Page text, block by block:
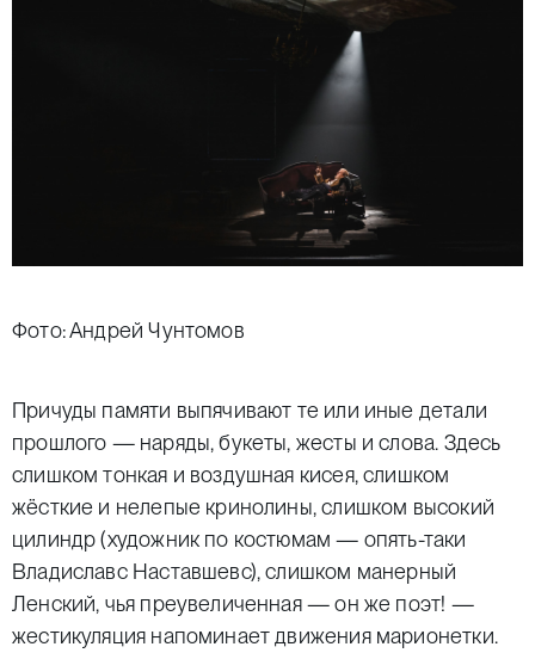
Фото: Андрей Чунтомов
Причуды памяти выпячивают те или иные детали
прошлого — наряды, букеты, жесты и слова. Здесь
слишком тонкая и воздушная кисея, слишком
жёсткие и нелепые кринолины, слишком высокий
цилиндр (художник по костюмам — опять-таки
Владиславс Наставшевс), слишком манерный
Ленский, чья преувеличенная — он же поэт! —
жестикуляция напоминает движения марионетки.